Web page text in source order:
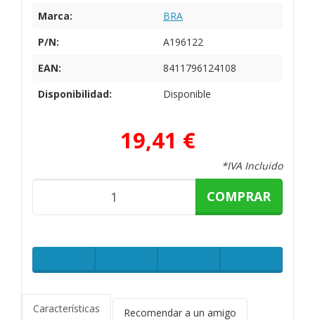
Marca:
BRA
P/N:
A196122
EAN:
8411796124108
Disponibilidad:
Disponible
19,41 €
*IVA Incluido
COMPRAR
Características Recomendar a un amigo